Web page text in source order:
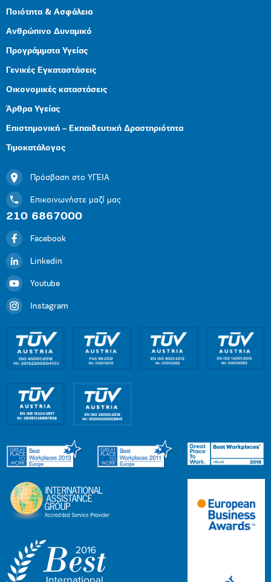
Ποιότητα & Ασφάλεια
Ανθρώπινο Δυναμικό
Προγράμματα Υγείας
Γενικές Εγκαταστάσεις
Οικονομικές καταστάσεις
Άρθρα Υγείας
Επιστημονική – Εκπαιδευτική Δραστηριότητα
Τιμοκατάλογος
Πρόσβαση στο ΥΓΕΙΑ
Επικοινωνήστε μαζί μας
210 6867000
Facebook
Linkedin
Youtube
Instagram